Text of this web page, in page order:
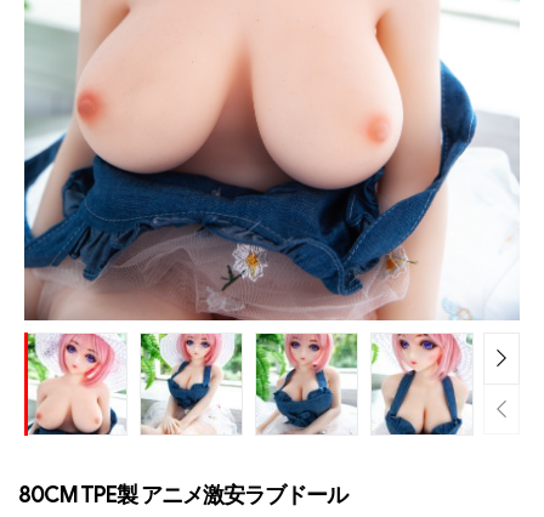
80CM TPE製 アニメ激安ラブドール